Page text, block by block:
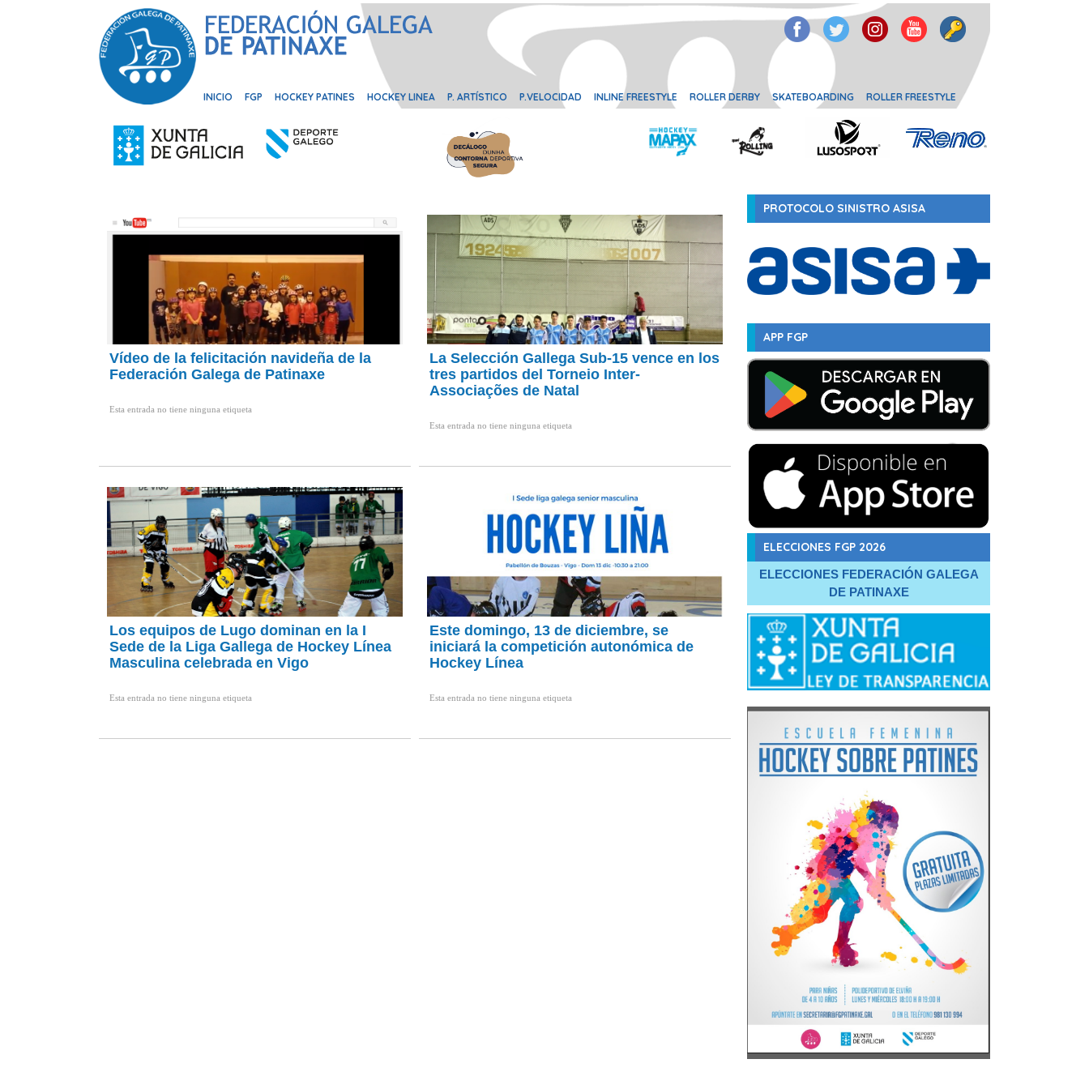
INICIO FGP HOCKEY PATINES HOCKEY LINEA P. ARTÍSTICO P.VELOCIDAD INLINE FREESTYLE ROLLER DERBY SKATEBOARDING ROLLER FREESTYLE
PROTOCOLO SINISTRO ASISA
APP FGP
ELECCIONES FGP 2026
ELECCIONES FEDERACIÓN GALEGA
DE PATINAXE
Vídeo de la felicitación navideña de la
Federación Galega de Patinaxe
Esta entrada no tiene ninguna etiqueta
La Selección Gallega Sub-15 vence en los
tres partidos del Torneio Inter-
Associações de Natal
Esta entrada no tiene ninguna etiqueta
Los equipos de Lugo dominan en la I
Sede de la Liga Gallega de Hockey Línea
Masculina celebrada en Vigo
Esta entrada no tiene ninguna etiqueta
Este domingo, 13 de diciembre, se
iniciará la competición autonómica de
Hockey Línea
Esta entrada no tiene ninguna etiqueta